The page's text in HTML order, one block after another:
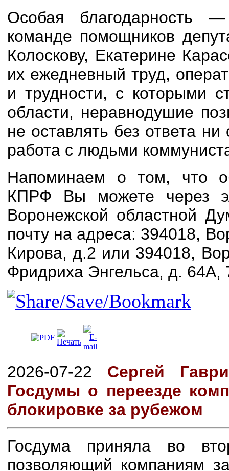
Особая благодарность
команде помощников
Колоскову, Екатерине
их ежедневный труд,
и трудности, с которыми
области, неравнодушие
не оставлять без ответа
работа с людьми
Напоминаем о том, что
КПРФ Вы можете через
Воронежской областной
почту на адреса: 394018,
Кирова, д.2 или 394018,
Фридриха Энгельса, д. 64А,
2026-07-22 Сергей
Госдумы о переезде
блокировке за рубежом
Госдума приняла во
позволяющий компаниям